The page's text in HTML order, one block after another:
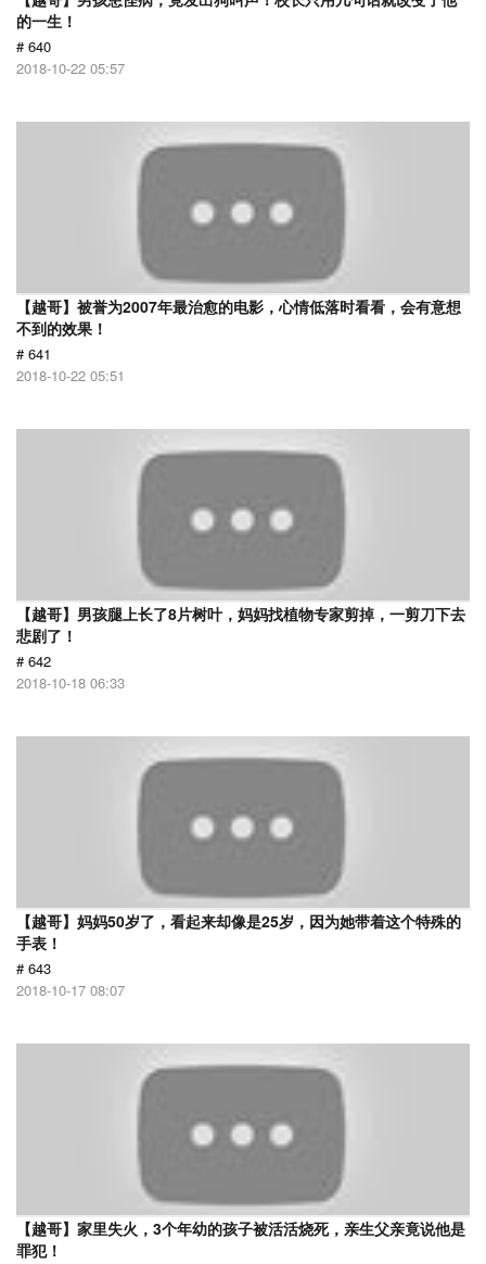
的一生！
# 640
2018-10-22 05:57
【越哥】被誉为2007年最治愈的电影，心情低落时看看，会有意想
不到的效果！
# 641
2018-10-22 05:51
【越哥】男孩腿上长了8片树叶，妈妈找植物专家剪掉，一剪刀下去
悲剧了！
# 642
2018-10-18 06:33
【越哥】妈妈50岁了，看起来却像是25岁，因为她带着这个特殊的
手表！
# 643
2018-10-17 08:07
【越哥】家里失火，3个年幼的孩子被活活烧死，亲生父亲竟说他是
罪犯！